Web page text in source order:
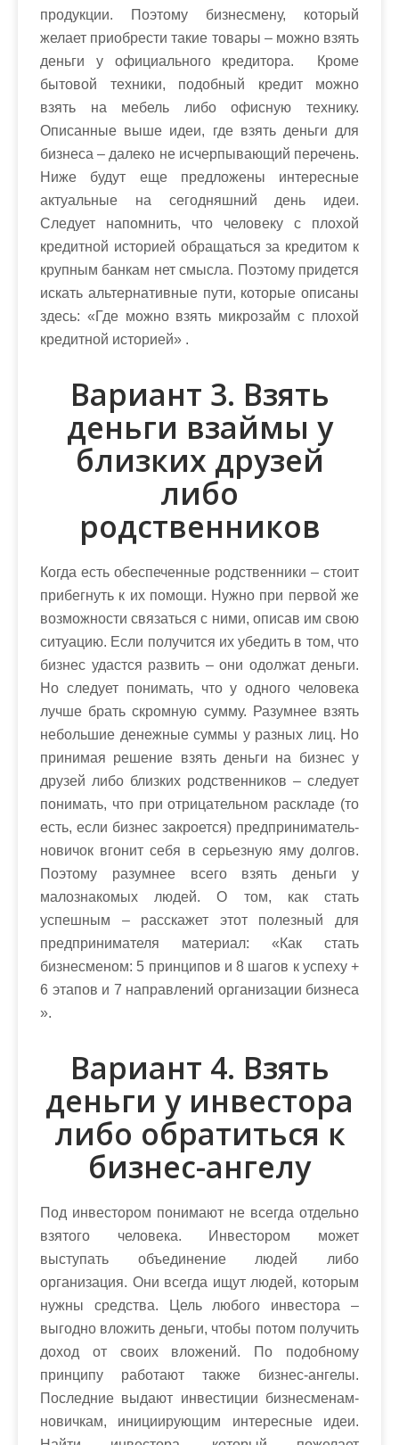
продукции. Поэтому бизнесмену, который
желает приобрести такие товары – можно взять
деньги у официального кредитора. Кроме
бытовой техники, подобный кредит можно
взять на мебель либо офисную технику.
Описанные выше идеи, где взять деньги для
бизнеса – далеко не исчерпывающий перечень.
Ниже будут еще предложены интересные
актуальные на сегодняшний день идеи.
Следует напомнить, что человеку с плохой
кредитной историей обращаться за кредитом к
крупным банкам нет смысла. Поэтому придется
искать альтернативные пути, которые описаны
здесь: «Где можно взять микрозайм с плохой
кредитной историей» .
Вариант 3. Взять
деньги взаймы у
близких друзей
либо
родственников
Когда есть обеспеченные родственники – стоит
прибегнуть к их помощи. Нужно при первой же
возможности связаться с ними, описав им свою
ситуацию. Если получится их убедить в том, что
бизнес удастся развить – они одолжат деньги.
Но следует понимать, что у одного человека
лучше брать скромную сумму. Разумнее взять
небольшие денежные суммы у разных лиц. Но
принимая решение взять деньги на бизнес у
друзей либо близких родственников – следует
понимать, что при отрицательном раскладе (то
есть, если бизнес закроется) предприниматель-
новичок вгонит себя в серьезную яму долгов.
Поэтому разумнее всего взять деньги у
малознакомых людей. О том, как стать
успешным – расскажет этот полезный для
предпринимателя материал: «Как стать
бизнесменом: 5 принципов и 8 шагов к успеху +
6 этапов и 7 направлений организации бизнеса
».
Вариант 4. Взять
деньги у инвестора
либо обратиться к
бизнес-ангелу
Под инвестором понимают не всегда отдельно
взятого человека. Инвестором может
выступать объединение людей либо
организация. Они всегда ищут людей, которым
нужны средства. Цель любого инвестора –
выгодно вложить деньги, чтобы потом получить
доход от своих вложений. По подобному
принципу работают также бизнес-ангелы.
Последние выдают инвестиции бизнесменам-
новичкам, инициирующим интересные идеи.